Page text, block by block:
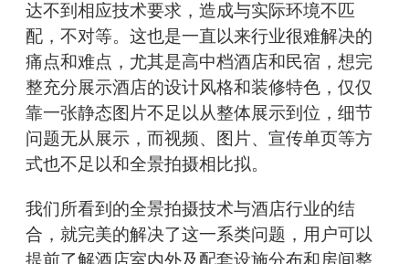
达不到相应技术要求，造成与实际环境不匹
配，不对等。这也是一直以来行业很难解决的
痛点和难点，尤其是高中档酒店和民宿，想完
整充分展示酒店的设计风格和装修特色，仅仅
靠一张静态图片不足以从整体展示到位，细节
问题无从展示，而视频、图片、宣传单页等方
式也不足以和全景拍摄相比拟。
我们所看到的全景拍摄技术与酒店行业的结
合，就完美的解决了这一系类问题，用户可以
提前了解酒店室内外及配套设施分布和房间整